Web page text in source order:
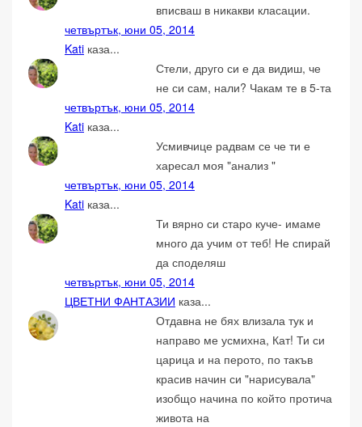
вписваш в никакви класации.
четвъртък, юни 05, 2014
Kati каза...
Стели, друго си е да видиш, че
не си сам, нали? Чакам те в 5-та
четвъртък, юни 05, 2014
Kati каза...
Усмивчице радвам се че ти е
харесал моя "анализ "
четвъртък, юни 05, 2014
Kati каза...
Ти вярно си старо куче- имаме
много да учим от теб! Не спирай
да споделяш
четвъртък, юни 05, 2014
ЦВЕТНИ ФАНТАЗИИ каза...
Отдавна не бях влизала тук и
направо ме усмихна, Кат! Ти си
царица и на перото, по такъв
красив начин си "нарисувала"
изобщо начина по който протича
живота на